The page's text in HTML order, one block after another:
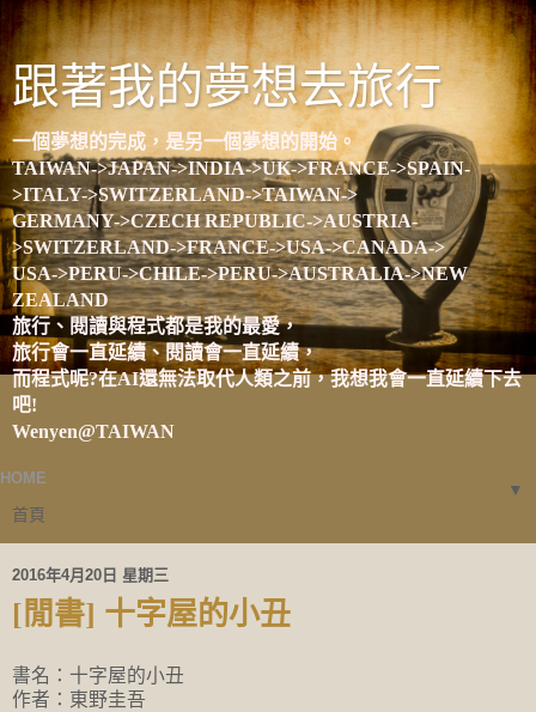
跟著我的夢想去旅行
一個夢想的完成，是另一個夢想的開始。
TAIWAN->JAPAN->INDIA->UK->FRANCE->SPAIN-
>ITALY->SWITZERLAND->TAIWAN->
GERMANY->CZECH REPUBLIC->AUSTRIA-
>SWITZERLAND->FRANCE->USA->CANADA->
USA->PERU->CHILE->PERU->AUSTRALIA->NEW
ZEALAND
旅行、閱讀與程式都是我的最愛，
旅行會一直延續、閱讀會一直延續，
而程式呢?在AI還無法取代人類之前，我想我會一直延續下去
吧!
Wenyen@TAIWAN
HOME
▼
2016年4月20日 星期三
[閒書] 十字屋的小丑
書名：十字屋的小丑
作者：東野圭吾